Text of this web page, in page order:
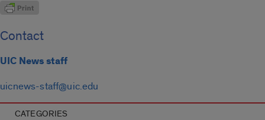
Contact
UIC News staff
uicnews-staff@uic.edu
CATEGORIES